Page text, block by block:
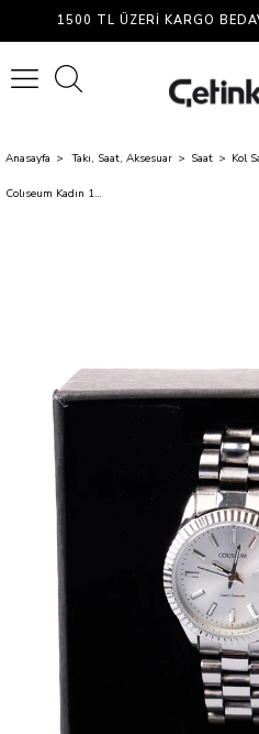
1500 TL ÜZERI KARGO
Anasayfa Takı, Saat, Aksesuar Saat Kol
Colıseum Kadın 16 Metal Saat